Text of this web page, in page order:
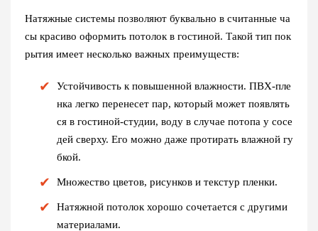
Натяжные системы позволяют буквально в считанные ча
сы красиво оформить потолок в гостиной. Такой тип пок
рытия имеет несколько важных преимуществ:
Устойчивость к повышенной влажности. ПВХ-пле
нка легко перенесет пар, который может появлять
ся в гостиной-студии, воду в случае потопа у сосе
дей сверху. Его можно даже протирать влажной гу
бкой.
Множество цветов, рисунков и текстур пленки.
Натяжной потолок хорошо сочетается с другими
материалами.